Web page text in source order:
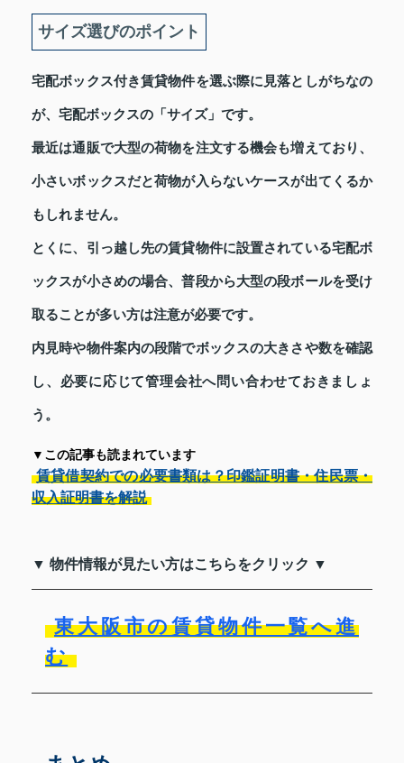
サイズ選びのポイント
宅配ボックス付き賃貸物件を選ぶ際に見落としがちなの
が、宅配ボックスの「サイズ」です。
最近は通販で大型の荷物を注文する機会も増えており、
小さいボックスだと荷物が入らないケースが出てくるか
もしれません。
とくに、引っ越し先の賃貸物件に設置されている宅配ボ
ックスが小さめの場合、普段から大型の段ボールを受け
取ることが多い方は注意が必要です。
内見時や物件案内の段階でボックスの大きさや数を確認
し、必要に応じて管理会社へ問い合わせておきましょ
う。
▼この記事も読まれています
賃貸借契約での必要書類は？印鑑証明書・住民票・
収入証明書を解説
▼ 物件情報が見たい方はこちらをクリック ▼
東大阪市の賃貸物件一覧へ進
む